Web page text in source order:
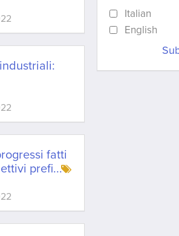
fatti
prefi...
Italian
English